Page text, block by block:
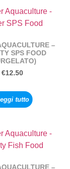
–
SPS FOOD
€12.50
tutto
–